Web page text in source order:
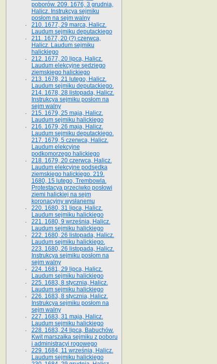
poborów. 209. 1676, 3 grudnia,
Halicz. Instrukcya sejmiku
posłom na sejm walny
210. 1677, 29 marca, Halicz.
Laudum sejmiku deputackiego
211. 1677, 20 (?) czerwca,
Halicz. Laudum sejmiku
halickiego
212. 1677, 20 lipca, Halicz.
Laudum elekcyjne sędziego
ziemskiego halickiego
213. 1678, 21 lutego, Halicz.
Laudum sejmiku deputackiego.
214. 1678, 28 listopada, Halicz.
Instrukcya sejmiku posłom na
sejm walny
215. 1679, 25 maja, Halicz.
Laudum sejmiku halickiego
216. 1679, 26 maja, Halicz.
Laudum sejmiku deputackiego.
217. 1679, 5 czerwca, Halicz.
Laudum elekcyjne
podkomorzego halickiego
218. 1679, 20 czerwca, Halicz.
Laudum elekcyjne podsędka
ziemskiego halickiego. 219.
1680, 15 lutego, Trembowla.
Protestacya przeciwko posłowi
ziemi halickiej na sejm
koronacyjny wysłanemu
220. 1680, 31 lipca, Halicz.
Laudum sejmiku halickiego
221. 1680, 9 września, Halicz.
Laudum sejmiku halickiego
222. 1680, 26 listopada, Halicz.
Laudum sejmiku halickiego.
223. 1680, 26 listopada, Halicz.
Instrukcya sejmiku posłom na
sejm walny
224. 1681, 29 lipca, Halicz.
Laudum sejmiku halickiego
225. 1683, 8 stycznia, Halicz.
Laudum sejmiku halickiego
226. 1683, 8 stycznia, Halicz.
Instrukcya sejmiku posłom na
sejm walny
227. 1683, 31 maja, Halicz.
Laudum sejmiku halickiego
228. 1683, 24 lipca, Babuchów.
Kwit marszałka sejmiku z poboru
i administracyi rogowego
229. 1684, 11 września, Halicz.
Laudum sejmiku halickiego